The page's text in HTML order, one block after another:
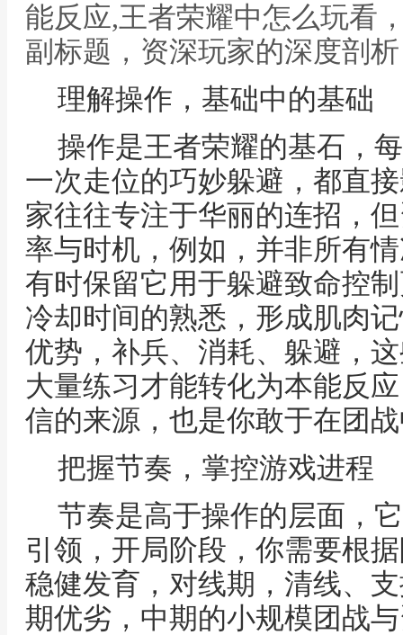
能反应,王者荣耀中怎么玩看
副标题，资深玩家的深度剖析
理解操作，基础中的基础
操作是王者荣耀的基石，
一次走位的巧妙躲避，都直
家往往专注于华丽的连招，
率与时机，例如，并非所有
有时保留它用于躲避致命控
冷却时间的熟悉，形成肌肉
优势，补兵、消耗、躲避，
大量练习才能转化为本能反
信的来源，也是你敢于在团
把握节奏，掌控游戏进程
节奏是高于操作的层面，
引领，开局阶段，你需要根
稳健发育，对线期，清线、
期优劣，中期的小规模团战